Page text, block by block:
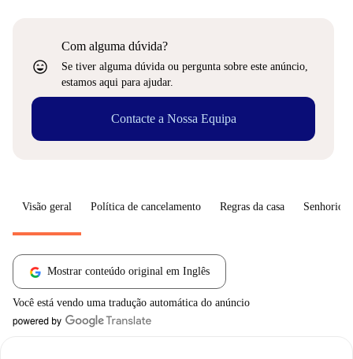
sentiment_very_satisfied
Com alguma dúvida?
Se tiver alguma dúvida ou pergunta sobre este anúncio,
estamos aqui para ajudar.
Contacte a Nossa Equipa
Visão geral Política de cancelamento Regras da casa Senhorio
Mostrar conteúdo original em Inglês
Você está vendo uma tradução automática do anúncio